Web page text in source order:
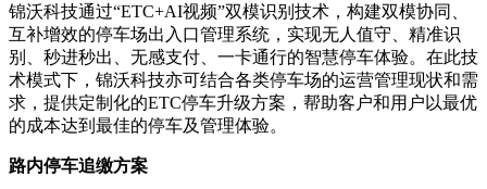
锦沃科技通过“ETC+AI视频”双模识别技术，构建双模协同、
互补增效的停车场出入口管理系统，实现无人值守、精准识
别、秒进秒出、无感支付、一卡通行的智慧停车体验。在此技
术模式下，锦沃科技亦可结合各类停车场的运营管理现状和需
求，提供定制化的ETC停车升级方案，帮助客户和用户以最优
的成本达到最佳的停车及管理体验。
路内停车追缴方案